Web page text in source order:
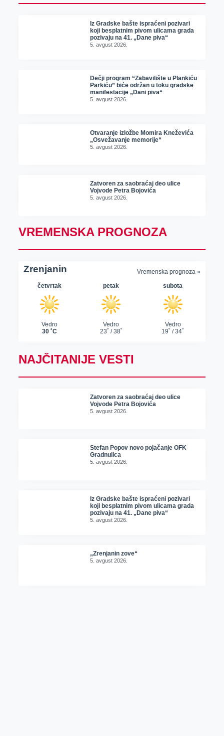
Iz Gradske bašte ispraćeni pozivari
koji besplatnim pivom ulicama grada
pozivaju na 41. „Dane piva“
5. avgust 2026.
Dečji program “Zabavilište u Plankiću
Parkiću” biće održan u toku gradske
manifestacije „Dani piva“
5. avgust 2026.
Otvaranje izložbe Momira Kneževića
„Osvežavanje memorije“
5. avgust 2026.
Zatvoren za saobraćaj deo ulice
Vojvode Petra Bojovića
5. avgust 2026.
VREMENSKA PROGNOZA
NAJČITANIJE VESTI
Zatvoren za saobraćaj deo ulice
Vojvode Petra Bojovića
5. avgust 2026.
Stefan Popov novo pojačanje OFK
Gradnulica
5. avgust 2026.
Iz Gradske bašte ispraćeni pozivari
koji besplatnim pivom ulicama grada
pozivaju na 41. „Dane piva“
5. avgust 2026.
„Zrenjanin zove“
5. avgust 2026.